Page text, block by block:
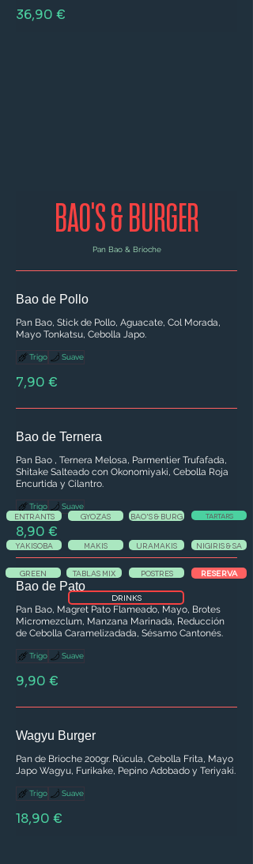
36,90 €
BAO'S & BURGER
Pan Bao & Brioche
Bao de Pollo
Pan Bao, Stick de Pollo, Aguacate, Col Morada,
Mayo Tonkatsu, Cebolla Japo.
7,90 €
Trigo Suave
Bao de Ternera
Pan Bao , Ternera Melosa, Parmentier Trufafada,
Shitake Salteado con Okonomiyaki, Cebolla Roja
Encurtida y Cilantro.
8,90 €
Trigo Suave
Bao de Pato
Pan Bao, Magret Pato Flameado, Mayo, Brotes
Micromezclum, Manzana Marinada, Reducción
de Cebolla Caramelizadada, Sésamo Cantonés.
9,90 €
Trigo Suave
Wagyu Burger
Pan de Brioche 200gr. Rúcula, Cebolla Frita, Mayo
Japo Wagyu, Furikake, Pepino Adobado y Teriyaki.
18,90 €
Trigo Suave
ENTRANTS GYOZAS BAO'S & BURG TARTARS
YAKISOBA MAKIS URAMAKIS NIGIRIS & SA
GREEN TABLAS MIX POSTRES RESERVA
DRINKS